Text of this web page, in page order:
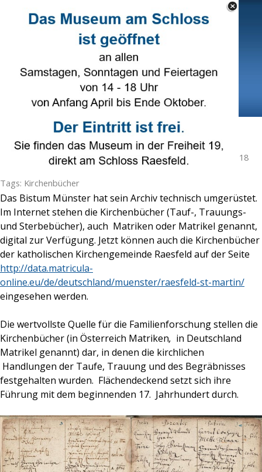
Select Language ▼
Menü überspringen
Kirchenbücher online einsehbar
Veröffentlicht vonKarl-Heinz TünteinGenealogie
· Montag 18
Tags: Kirchenbücher
Das Bistum Münster hat sein Archiv technisch umgerüstet.
Im Internet stehen die Kirchenbücher (Tauf-, Trauungs-
und Sterbebücher), auch Matriken oder Matrikel genannt,
digital zur Verfügung. Jetzt können auch die Kirchenbücher
der katholischen Kirchengemeinde Raesfeld auf der Seite
http://data.matricula-
online.eu/de/deutschland/muenster/raesfeld-st-martin/
eingesehen werden.
Die wertvollste Quelle für die Familienforschung stellen die
Kirchenbücher (in Österreich Matriken, in Deutschland
Matrikel genannt) dar, in denen die kirchlichen
Handlungen der Taufe, Trauung und des Begräbnisses
festgehalten wurden. Flächendeckend setzt sich ihre
Führung mit dem beginnenden 17. Jahrhundert durch.